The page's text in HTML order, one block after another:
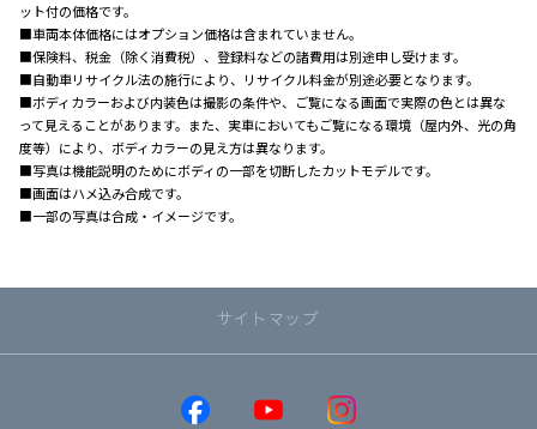
ット付の価格です。
■車両本体価格にはオプション価格は含まれていません。
■保険料、税金（除く消費税）、登録料などの諸費用は別途申し受けます。
■自動車リサイクル法の施行により、リサイクル料金が別途必要となります。
■ボディカラーおよび内装色は撮影の条件や、ご覧になる画面で実際の色とは異な
って見えることがあります。また、実車においてもご覧になる環境（屋内外、光の角
度等）により、ボディカラーの見え方は異なります。
■写真は機能説明のためにボディの一部を切断したカットモデルです。
■画面はハメ込み合成です。
■一部の写真は合成・イメージです。
サイトマップ